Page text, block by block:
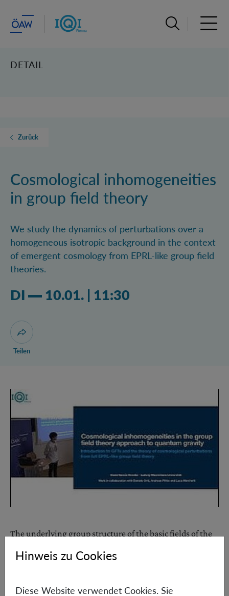
Suchleiste
DETAIL
Zurück
Cosmological inhomogeneities
in group field theory
We study the dynamics of perturbations over a
homogeneous isotropic background in the context
of emergent cosmology from EPRL-like group field
theories.
Dienstag 10.01.2023 11:01 Uhr
DI 10.01. | 11:30
Dialog zum Teilen der Seite öffnen
Teilen
The underlying group structure of the basic fields of the
linearized dynamics of the inhomogeneous and/or
to decouple these modes' dynamics and study special
Hinweis zu Cookies
Diese Website verwendet Cookies. Sie